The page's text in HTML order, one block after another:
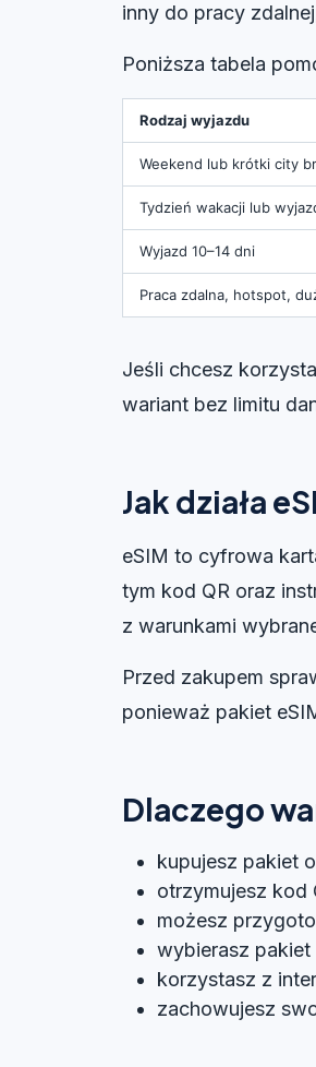
inny do pracy
Poniższa tabela
Rodzaj wyjazdu
Weekend lub krótki city
Tydzień wakacji lub
Wyjazd 10–14 dni
Praca zdalna, hotspot,
Jeśli chcesz
wariant bez limitu
Jak działa
eSIM to cyfrowa
tym kod QR oraz
z warunkami
Przed zakupem
ponieważ pakiet
Dlaczego
kupujesz pakiet
otrzymujesz kod
możesz
wybierasz
korzystasz z
zachowujesz